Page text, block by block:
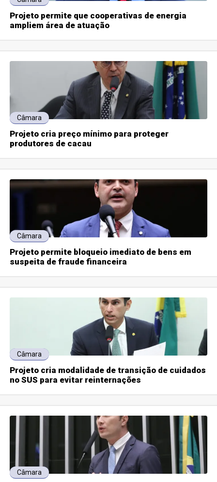
Projeto permite que cooperativas de energia
ampliem área de atuação
Câmara
Projeto cria preço mínimo para proteger
produtores de cacau
Câmara
Projeto permite bloqueio imediato de bens em
suspeita de fraude financeira
Câmara
Projeto cria modalidade de transição de cuidados
no SUS para evitar reinternações
Câmara